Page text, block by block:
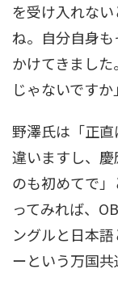
を受け入れな
ね。自分自身
かけてきまし
じゃないですか」
野澤氏は「正
違いますし、
のも初めてで
ってみれば、
ングルと日本
ーという万国共